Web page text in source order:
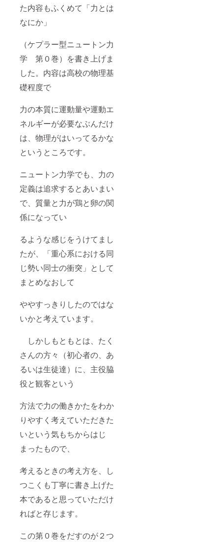
た内容もふくめて「力とは
なにか」
（ケプラー型ニュートン力
学 第０巻）を書き上げま
した。内容は高校の物理基
礎程度で
力の本質に運動量や運動エ
ネルギーが必要なぶんだけ
は、物理がはいってるかな
というところです。
ニュートン力学でも、力の
定義は追求するとあいまい
で、質量と力が鶏と卵の関
係になってい
るような感じをうけてまし
たが、「重心系における同
じ勢い同士の衝突」として
まとめなおして
ややすっきりしたのではな
いかと考えています。
しかしもともとは、たく
さんの方々（初心者の、あ
るいは生徒達）に、主役脇
役と観客という
方法で力の働きかたをわか
りやすく考えていただきた
いという気もちからはじ
まったもので、
考えるときの考え方を、し
つこくも丁寧に書き上げた
本であると思っていただけ
ればと存じます。
この第０巻をだすのが２つ